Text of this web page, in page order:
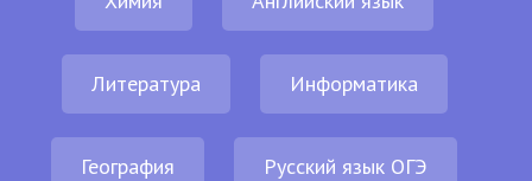
Литература Информатика
География Русский язык ОГЭ